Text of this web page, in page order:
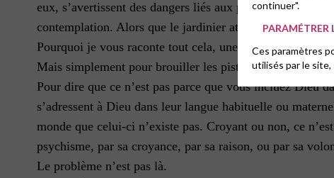
eux, s’avertissent des dangers liés aux parasites, voire
contemplation. Alors que le jardinier athée, le biologiste
Pourquoi je vous raconte tout cela, une fois de plus.
Mais simplement pour brouiller les pistes. Parce que
Pour dire que ce n’est pas parce que vous incluez Dieu
s’adressent à Dieu dans leur langue habituelle ou
monde que celui-ci n’existe pas. Croyant ou non, ce
psychisme, par sa croyance, par sa raison, ou par sa
Le problème n’est pas là.
continuer".
PARAMÉTRER
Ces paramètres
utilisés par le site,